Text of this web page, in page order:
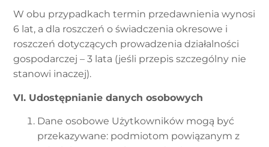
W obu przypadkach termin przedawnienia wynosi
6 lat, a dla roszczeń o świadczenia okresowe i
roszczeń dotyczących prowadzenia działalności
gospodarczej – 3 lata (jeśli przepis szczególny nie
stanowi inaczej).
VI. Udostępnianie danych osobowych
Dane osobowe Użytkowników mogą być
przekazywane: podmiotom powiązanym z